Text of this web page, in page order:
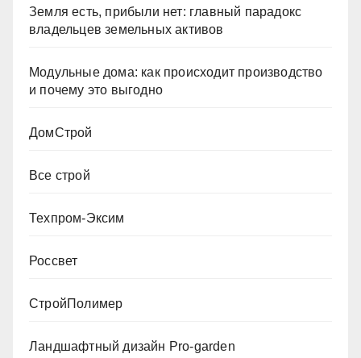
Земля есть, прибыли нет: главный парадокс
владельцев земельных активов
Модульные дома: как происходит производство
и почему это выгодно
ДомСтрой
Все строй
Техпром-Эксим
Россвет
СтройПолимер
Ландшафтный дизайн Pro-garden